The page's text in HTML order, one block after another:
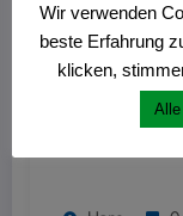
Wir verwenden
beste Erfahrung
klicken,